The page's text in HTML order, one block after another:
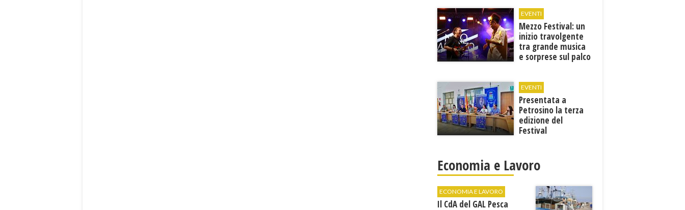
EVENTI
Mezzo Festival: un
inizio travolgente
tra grande musica
e sorprese sul palco
EVENTI
Presentata a
Petrosino la terza
edizione del
Festival
"Voci dal
Mediterraneo"
Economia e Lavoro
ECONOMIA E LAVORO
Il CdA del GAL Pesca